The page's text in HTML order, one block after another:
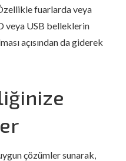
fuarlarda veya
veya USB belleklerin
açısından da giderek
çözümler sunarak,